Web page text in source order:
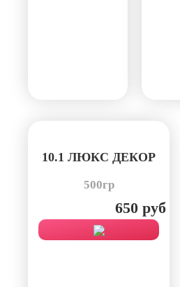
10.1 ЛЮКС ДЕКОР
500гр
650 руб